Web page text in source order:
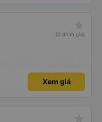
(0 đánh giá)
Xem giá